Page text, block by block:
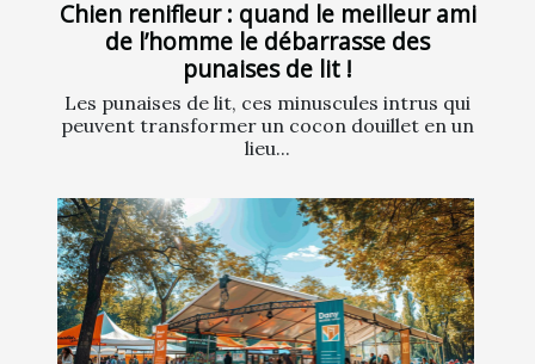
Chien renifleur : quand le meilleur ami
de l’homme le débarrasse des
punaises de lit !
Les punaises de lit, ces minuscules intrus qui
peuvent transformer un cocon douillet en un
lieu...